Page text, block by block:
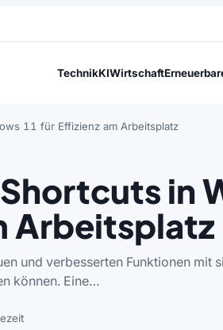
TechnikKIWirtschaft
11 für Effizienz am Arbeitsplatz
in
Arbeitsplatz
und verbesserten Funktionen mit
können. Eine…